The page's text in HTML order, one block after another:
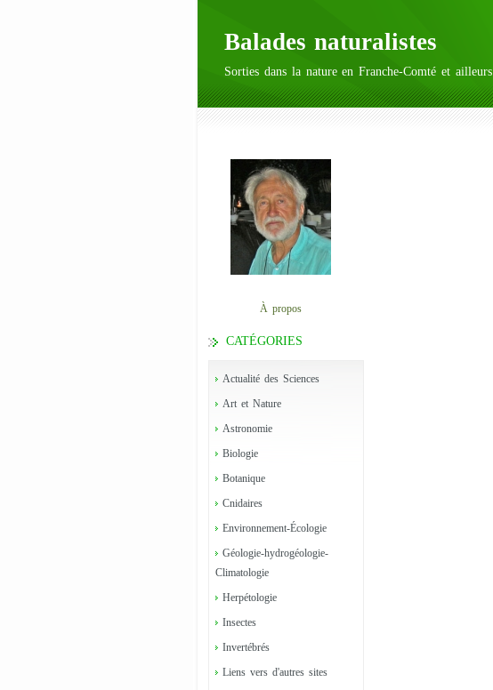
Balades naturalistes
Sorties dans la nature en Franche-Comté et ailleurs
À propos
CATÉGORIES
Actualité des Sciences
Art et Nature
Astronomie
Biologie
Botanique
Cnidaires
Environnement-Écologie
Géologie-hydrogéologie-
Climatologie
Herpétologie
Insectes
Invertébrés
Liens vers d'autres sites